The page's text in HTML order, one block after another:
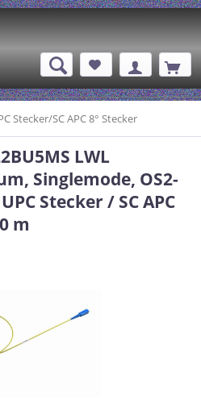
Stecker/SC APC 8° Stecker
LWL
Singlemode, OS2-
Stecker / SC APC
m